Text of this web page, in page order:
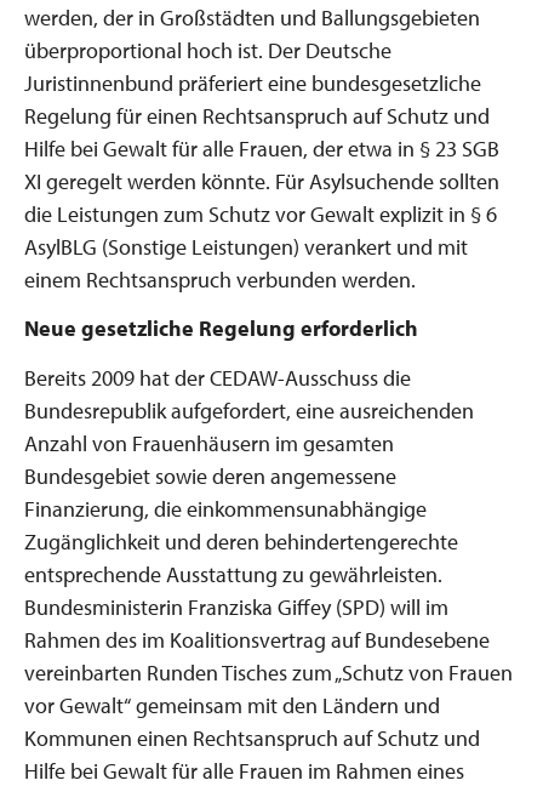
werden, der in Großstädten und Ballungsgebieten
überproportional hoch ist. Der Deutsche
Juristinnenbund präferiert eine bundesgesetzliche
Regelung für einen Rechtsanspruch auf Schutz und
Hilfe bei Gewalt für alle Frauen, der etwa in § 23 SGB
XI geregelt werden könnte. Für Asylsuchende sollten
die Leistungen zum Schutz vor Gewalt explizit in § 6
AsylBLG (Sonstige Leistungen) verankert und mit
einem Rechtsanspruch verbunden werden.
Neue gesetzliche Regelung erforderlich
Bereits 2009 hat der CEDAW-Ausschuss die
Bundesrepublik aufgefordert, eine ausreichenden
Anzahl von Frauenhäusern im gesamten
Bundesgebiet sowie deren angemessene
Finanzierung, die einkommensunabhängige
Zugänglichkeit und deren behindertengerechte
entsprechende Ausstattung zu gewährleisten.
Bundesministerin Franziska Giffey (SPD) will im
Rahmen des im Koalitionsvertrag auf Bundesebene
vereinbarten Runden Tisches zum „Schutz von Frauen
vor Gewalt“ gemeinsam mit den Ländern und
Kommunen einen Rechtsanspruch auf Schutz und
Hilfe bei Gewalt für alle Frauen im Rahmen eines